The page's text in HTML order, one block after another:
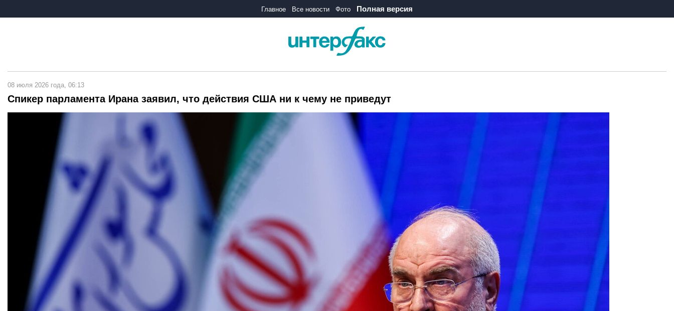
Главное Все новости Фото Полная версия
08 июля 2026 года, 06:13
Спикер парламента Ирана заявил, что действия США ни к чему не приведут